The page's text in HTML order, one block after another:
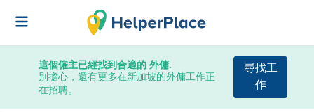
這個僱主已經找到合適的 外傭.
別擔心，還有更多在新加坡的外傭工作正
在招聘。
尋找工
作